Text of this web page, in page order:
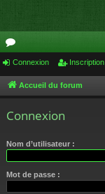
or
u
Connexion Inscription
Accueil du forum
Connexion
Nom d’utilisateur :
Mot de passe :